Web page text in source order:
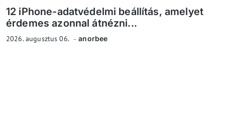
12 iPhone-adatvédelmi beállítás, amelyet
érdemes azonnal átnézni...
2026. augusztus 06. anorbee